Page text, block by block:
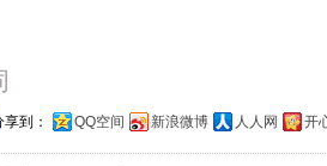
享到： QQ空间 新浪微博 人人网 开